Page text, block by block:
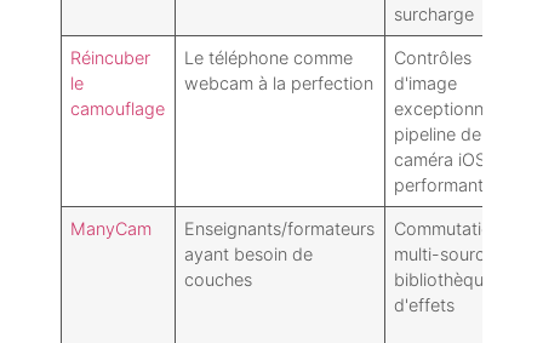
surcharge
Réincuber
le
camouflage
Le téléphone comme
webcam à la perfection
Contrôles
d'image
exceptionnels,
pipeline de
caméra iOS
performant
ManyCam
Enseignants/formateurs
ayant besoin de
couches
Commutation
multi-sources,
bibliothèque
d'effets